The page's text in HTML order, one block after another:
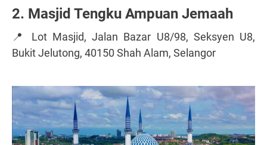
2. Masjid Tengku Ampuan Jemaah
📍 Lot Masjid, Jalan Bazar U8/98, Seksyen U8,
Bukit Jelutong, 40150 Shah Alam, Selangor